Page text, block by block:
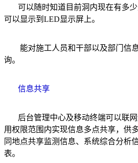
可以随时知道目前洞内现在有多少
可以显示到LED显示屏上。
能对施工人员和干部以及部门信
询。
信息共享
后台管理中心及移动终端可以联网
用权限范围内实现信息多点共享，供
同地点共享监测信息、系统综合分析
表。